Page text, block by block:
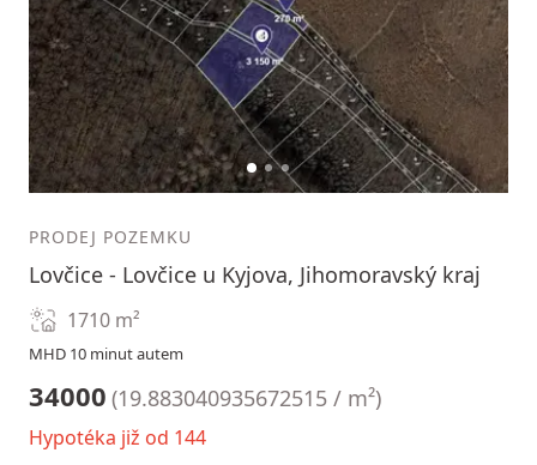
12 3
PRODEJ POZEMKU
Lovčice - Lovčice u Kyjova, Jihomoravský kraj
1710 m²
MHD 10 minut autem
34000 (19.883040935672515 / m²)
Hypotéka již od 144